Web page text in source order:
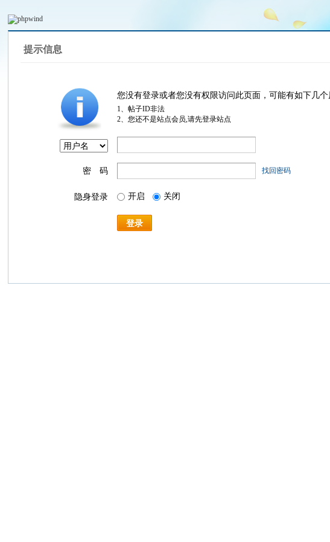
提示信息
您没有登录或者您没有权限访问此页面，可能有如下几个
1、帖子ID非法
2、您还不是站点会员,请先登录站点
密 码 找回密码
隐身登录 开启 关闭
登录